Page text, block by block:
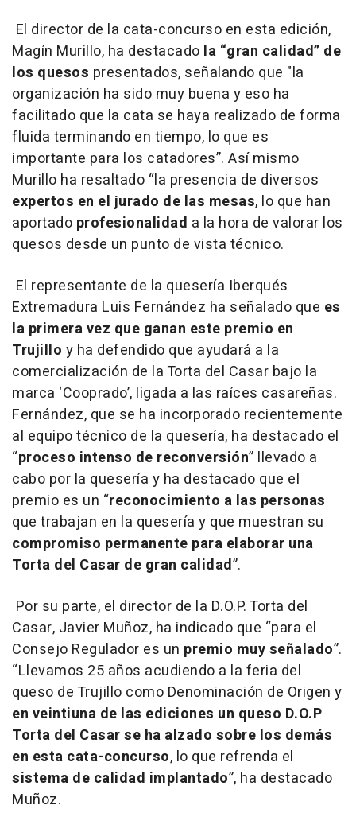
El director de la cata-concurso en esta edición,
Magín Murillo, ha destacado la “gran calidad” de
los quesos presentados, señalando que "la
organización ha sido muy buena y eso ha
facilitado que la cata se haya realizado de forma
fluida terminando en tiempo, lo que es
importante para los catadores”. Así mismo
Murillo ha resaltado “la presencia de diversos
expertos en el jurado de las mesas, lo que han
aportado profesionalidad a la hora de valorar los
quesos desde un punto de vista técnico.
El representante de la quesería Iberqués
Extremadura Luis Fernández ha señalado que es
la primera vez que ganan este premio en
Trujillo y ha defendido que ayudará a la
comercialización de la Torta del Casar bajo la
marca ‘Cooprado’, ligada a las raíces casareñas.
Fernández, que se ha incorporado recientemente
al equipo técnico de la quesería, ha destacado el
“proceso intenso de reconversión” llevado a
cabo por la quesería y ha destacado que el
premio es un “reconocimiento a las personas
que trabajan en la quesería y que muestran su
compromiso permanente para elaborar una
Torta del Casar de gran calidad”.
Por su parte, el director de la D.O.P. Torta del
Casar, Javier Muñoz, ha indicado que “para el
Consejo Regulador es un premio muy señalado”.
“Llevamos 25 años acudiendo a la feria del
queso de Trujillo como Denominación de Origen y
en veintiuna de las ediciones un queso D.O.P
Torta del Casar se ha alzado sobre los demás
en esta cata-concurso, lo que refrenda el
sistema de calidad implantado”, ha destacado
Muñoz.